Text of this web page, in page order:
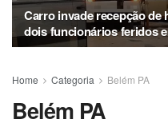
Carro invade recepção de
dois funcionários feridos
Home Categoria Belém PA
Belém PA